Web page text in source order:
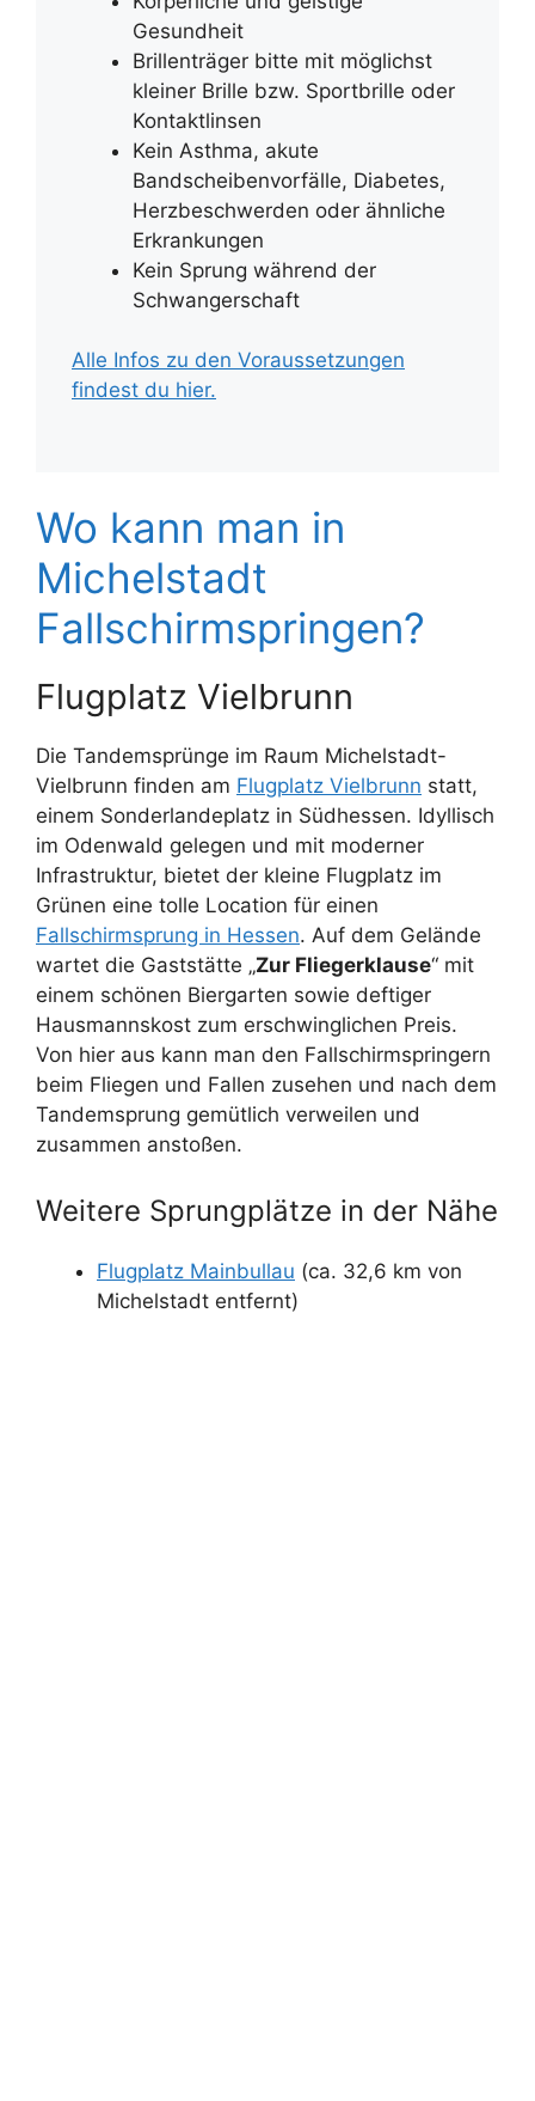
Gesundheit
Brillenträger bitte mit möglichst
kleiner Brille bzw. Sportbrille oder
Kontaktlinsen
Kein Asthma, akute
Bandscheibenvorfälle, Diabetes,
Herzbeschwerden oder ähnliche
Erkrankungen
Kein Sprung während der
Schwangerschaft
Alle Infos zu den Voraussetzungen
findest du hier.
Wo kann man in
Michelstadt
Fallschirmspringen?
Flugplatz Vielbrunn
Die Tandemsprünge im Raum Michelstadt-
Vielbrunn finden am Flugplatz Vielbrunn statt,
einem Sonderlandeplatz in Südhessen. Idyllisch
im Odenwald gelegen und mit moderner
Infrastruktur, bietet der kleine Flugplatz im
Grünen eine tolle Location für einen
Fallschirmsprung in Hessen. Auf dem Gelände
wartet die Gaststätte „Zur Fliegerklause“ mit
einem schönen Biergarten sowie deftiger
Hausmannskost zum erschwinglichen Preis.
Von hier aus kann man den Fallschirmspringern
beim Fliegen und Fallen zusehen und nach dem
Tandemsprung gemütlich verweilen und
zusammen anstoßen.
Weitere Sprungplätze in der Nähe
Flugplatz Mainbullau (ca. 32,6 km von
Michelstadt entfernt)